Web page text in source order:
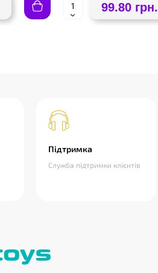
99.80 грн.
Підтримка
Служба підтримки клієнтів